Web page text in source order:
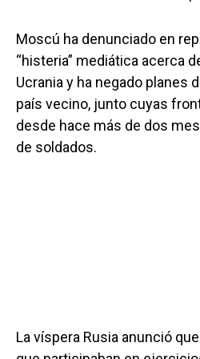
Moscú ha denunciado en
“histeria” mediática acerca
Ucrania y ha negado planes
país vecino, junto cuyas
desde hace más de dos
de soldados.
La víspera Rusia anunció